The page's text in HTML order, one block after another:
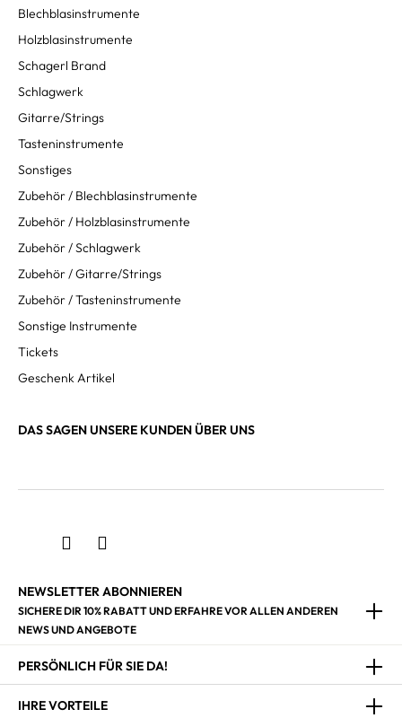
Blechblasinstrumente
Holzblasinstrumente
Schagerl Brand
Schlagwerk
Gitarre/Strings
Tasteninstrumente
Sonstiges
Zubehör / Blechblasinstrumente
Zubehör / Holzblasinstrumente
Zubehör / Schlagwerk
Zubehör / Gitarre/Strings
Zubehör / Tasteninstrumente
Sonstige Instrumente
Tickets
Geschenk Artikel
DAS SAGEN UNSERE KUNDEN ÜBER UNS
NEWSLETTER ABONNIEREN
SICHERE DIR 10% RABATT UND ERFAHRE VOR ALLEN ANDEREN
NEWS UND ANGEBOTE
PERSÖNLICH FÜR SIE DA!
IHRE VORTEILE